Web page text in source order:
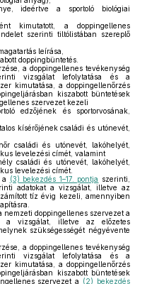
ideértve a sportoló biológiai
kimutatott, a doppingellenes
szerinti tiltólistában szereplő
leírása,
doppingbüntetés.
a doppingellenes tevékenység
vizsgálat lefolytatása és a
kimutatása, a doppingellenőrzés
kiszabott büntetések
szervezet kezeli
edzőjének és sportorvosának,
kísérőjének családi és utónevét,
családi és utónevét, lakóhelyét,
levelezési címét, valamint
családi és utónevét, lakóhelyét,
levelezési címét.
a (3) bekezdés 1–17. pontja szerinti,
adatokat a vizsgálat, illetve az
tíz évig kezeli, amennyiben
nemzeti doppingellenes szervezet a
a vizsgálat, illetve az előzetes
szükségességét négyévente
a doppingellenes tevékenység
vizsgálat lefolytatása és a
kimutatása, a doppingellenőrzés
kiszabott büntetések
szervezet a (2) bekezdés